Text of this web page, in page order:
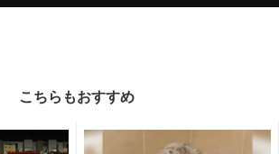
こちらもおすすめ